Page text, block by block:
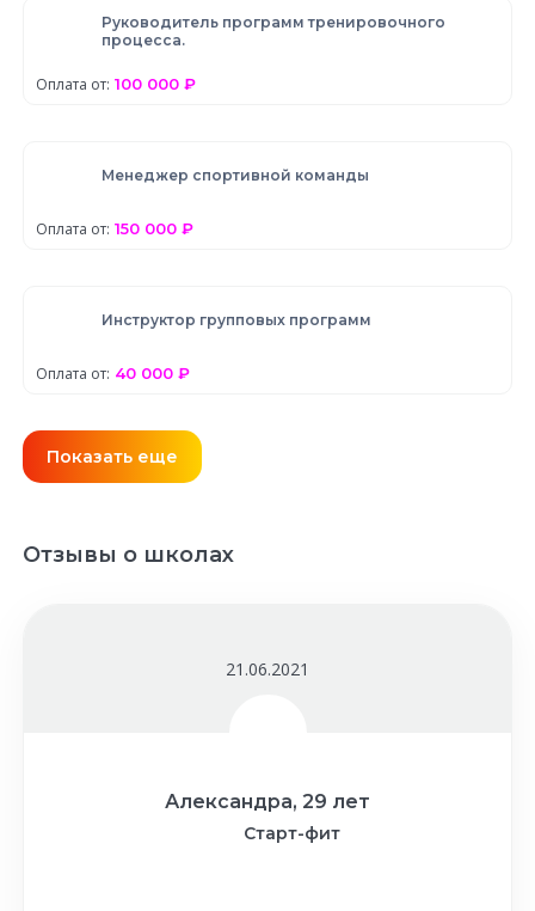
Руководитель программ тренировочного
процесса.
Оплата от: 100 000 ₽
Менеджер спортивной команды
Оплата от: 150 000 ₽
Инструктор групповых программ
Оплата от: 40 000 ₽
Показать еще
Отзывы о школах
21.06.2021
Александра, 29 лет
Старт-фит